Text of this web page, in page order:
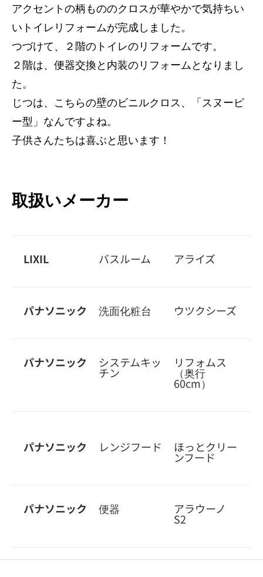
アクセントの柄もののクロスが華やかで気持ちい
いトイレリフォームが完成しました。
つづけて、２階のトイレのリフォームです。
２階は、便器交換と内装のリフォームとなりまし
た。
じつは、こちらの壁のビニルクロス、「スヌーピ
ー型」なんですよね。
子供さんたちは喜ぶと思います！
取扱いメーカー
LIXIL バスルーム アライズ
パナソニック 洗面化粧台 ウツクシーズ
パナソニック システムキッ
チン
リフォムス
（奥行
60cm）
パナソニック レンジフード ほっとクリー
ンフード
パナソニック 便器 アラウーノ
S2